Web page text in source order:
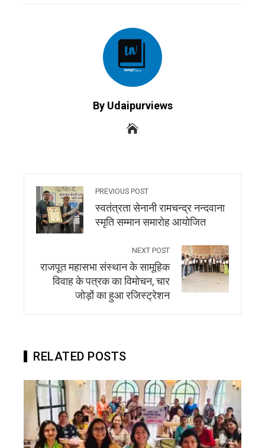
By Udaipurviews
PREVIOUS POST
स्वतंत्रता सेनानी रामचन्द्र नन्दवाना
स्मृति सम्मान समारोह आयोजित
NEXT POST
राजपूत महासभा संस्थान के सामूहिक
विवाह के पत्रक का विमोचन, चार
जोड़ों का हुआ रजिस्ट्रेशन
RELATED POSTS